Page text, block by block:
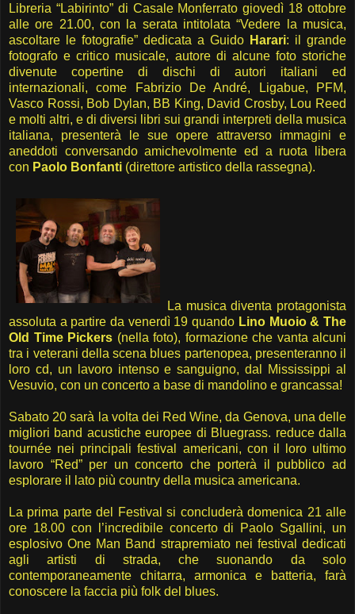
Libreria “Labirinto” di Casale Monferrato giovedì 18 ottobre
alle ore 21.00, con la serata intitolata “Vedere la musica,
ascoltare le fotografie” dedicata a Guido Harari: il grande
fotografo e critico musicale, autore di alcune foto storiche
divenute copertine di dischi di autori italiani ed
internazionali, come Fabrizio De André, Ligabue, PFM,
Vasco Rossi, Bob Dylan, BB King, David Crosby, Lou Reed
e molti altri, e di diversi libri sui grandi interpreti della musica
italiana, presenterà le sue opere attraverso immagini e
aneddoti conversando amichevolmente ed a ruota libera
con Paolo Bonfanti (direttore artistico della rassegna).
La musica diventa protagonista
assoluta a partire da venerdì 19 quando Lino Muoio & The
Old Time Pickers (nella foto), formazione che vanta alcuni
tra i veterani della scena blues partenopea, presenteranno il
loro cd, un lavoro intenso e sanguigno, dal Mississippi al
Vesuvio, con un concerto a base di mandolino e grancassa!
Sabato 20 sarà la volta dei Red Wine, da Genova, una delle
migliori band acustiche europee di Bluegrass. reduce dalla
tournée nei principali festival americani, con il loro ultimo
lavoro “Red” per un concerto che porterà il pubblico ad
esplorare il lato più country della musica americana.
La prima parte del Festival si concluderà domenica 21 alle
ore 18.00 con l’incredibile concerto di Paolo Sgallini, un
esplosivo One Man Band strapremiato nei festival dedicati
agli artisti di strada, che suonando da solo
contemporaneamente chitarra, armonica e batteria, farà
conoscere la faccia più folk del blues.